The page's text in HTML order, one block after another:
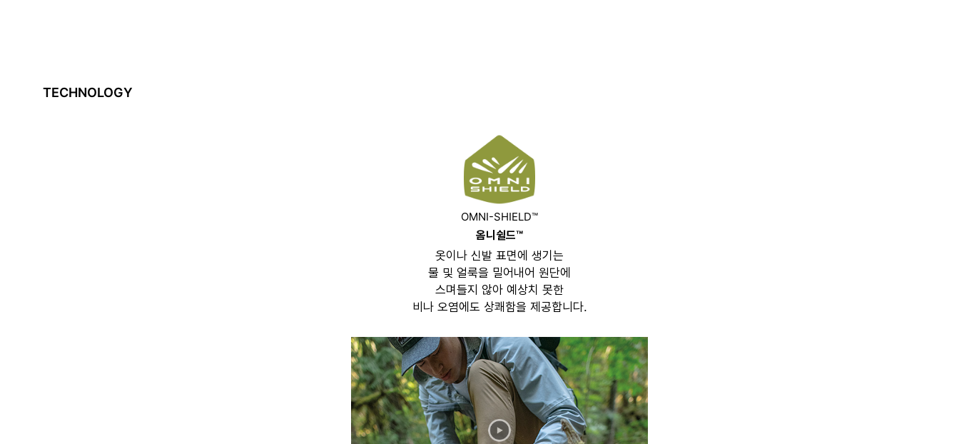
TECHNOLOGY
OMNI-SHIELD™
옴니쉴드™
옷이나 신발 표면에 생기는
물 및 얼룩을 밀어내어 원단에
스며들지 않아 예상치 못한
비나 오염에도 상쾌함을 제공합니다.